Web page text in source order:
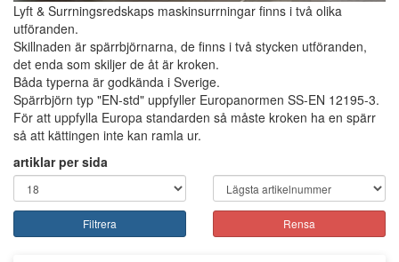
Lyft & Surrningsredskaps maskinsurrningar finns i två olika
utföranden.
Skillnaden är spärrbjörnarna, de finns i två stycken utföranden,
det enda som skiljer de åt är kroken.
Båda typerna är godkända i Sverige.
Spärrbjörn typ "EN-std" uppfyller Europanormen SS-EN 12195-3.
För att uppfylla Europa standarden så måste kroken ha en spärr
så att kättingen inte kan ramla ur.
artiklar per sida
Filtrera Rensa